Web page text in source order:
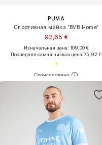
PUMA
Спортивная майка 'BVB Home'
92,65 €
Изначальная цена: 109,00 €
Последняя самая низкая цена:75,92 €